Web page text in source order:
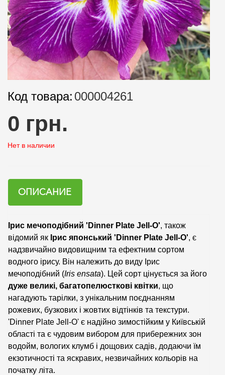
Код товара: 000004261
0 грн.
Нет в наличии
ОПИСАНИЕ
Ірис мечоподібний 'Dinner Plate Jell-O', також
відомий як Ірис японський 'Dinner Plate Jell-O', є
надзвичайно видовищним та ефектним сортом
водного ірису. Він належить до виду Ірис
мечоподібний (Iris ensata). Цей сорт цінується за його
дуже великі, багатопелюсткові квітки, що
нагадують тарілки, з унікальним поєднанням
рожевих, бузкових і жовтих відтінків та текстури.
'Dinner Plate Jell-O' є надійно зимостійким у Київській
області та є чудовим вибором для прибережних зон
водойм, вологих клумб і дощових садів, додаючи їм
екзотичності та яскравих, незвичайних кольорів на
початку літа.